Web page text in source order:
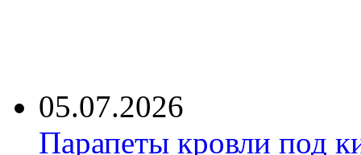
05.07.2026
Парапеты кровли под